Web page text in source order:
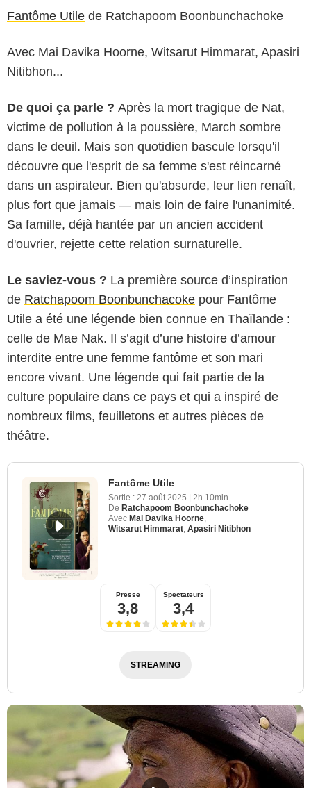
Fantôme Utile de Ratchapoom Boonbunchachoke
Avec Mai Davika Hoorne, Witsarut Himmarat, Apasiri
Nitibhon...
De quoi ça parle ? Après la mort tragique de Nat,
victime de pollution à la poussière, March sombre
dans le deuil. Mais son quotidien bascule lorsqu'il
découvre que l'esprit de sa femme s'est réincarné
dans un aspirateur. Bien qu'absurde, leur lien renaît,
plus fort que jamais — mais loin de faire l'unanimité.
Sa famille, déjà hantée par un ancien accident
d'ouvrier, rejette cette relation surnaturelle.
Le saviez-vous ? La première source d’inspiration
de Ratchapoom Boonbunchacoke pour Fantôme
Utile a été une légende bien connue en Thaïlande :
celle de Mae Nak. Il s’agit d’une histoire d’amour
interdite entre une femme fantôme et son mari
encore vivant. Une légende qui fait partie de la
culture populaire dans ce pays et qui a inspiré de
nombreux films, feuilletons et autres pièces de
théâtre.
Fantôme Utile
Sortie : 27 août 2025 | 2h 10min
De Ratchapoom Boonbunchachoke
Avec Mai Davika Hoorne
Witsarut Himmarat Apasiri Nitibhon
Presse
3,8
Spectateurs
3,4
STREAMING